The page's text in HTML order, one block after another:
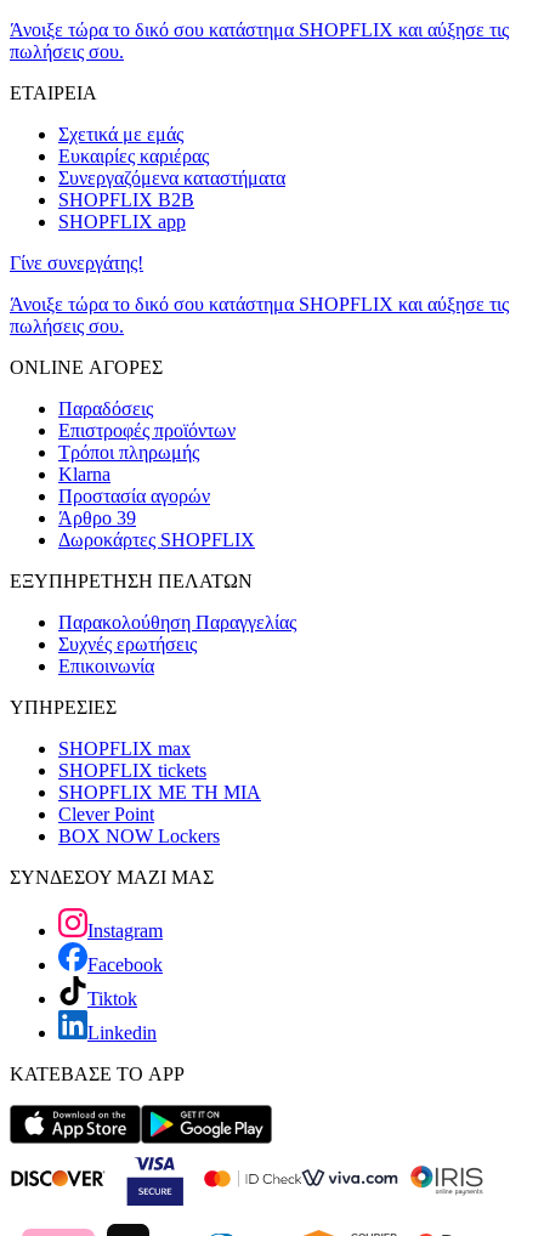
Άνοιξε τώρα το δικό σου κατάστημα SHOPFLIX και αύξησε τις
πωλήσεις σου.
ΕΤΑΙΡΕΙΑ
Σχετικά με εμάς
Ευκαιρίες καριέρας
Συνεργαζόμενα καταστήματα
SHOPFLIX B2B
SHOPFLIX app
Γίνε συνεργάτης!
Άνοιξε τώρα το δικό σου κατάστημα SHOPFLIX και αύξησε τις
πωλήσεις σου.
ONLINE ΑΓΟΡΕΣ
Παραδόσεις
Επιστροφές προϊόντων
Τρόποι πληρωμής
Klarna
Προστασία αγορών
Άρθρο 39
Δωροκάρτες SHOPFLIX
ΕΞΥΠΗΡΕΤΗΣΗ ΠΕΛΑΤΩΝ
Παρακολούθηση Παραγγελίας
Συχνές ερωτήσεις
Επικοινωνία
ΥΠΗΡΕΣΙΕΣ
SHOPFLIX max
SHOPFLIX tickets
SHOPFLIX ΜΕ ΤΗ ΜΙΑ
Clever Point
BOX NOW Lockers
ΣΥΝΔΕΣΟΥ ΜΑΖΙ ΜΑΣ
Instagram
Facebook
Tiktok
Linkedin
ΚΑΤΕΒΑΣΕ ΤΟ APP